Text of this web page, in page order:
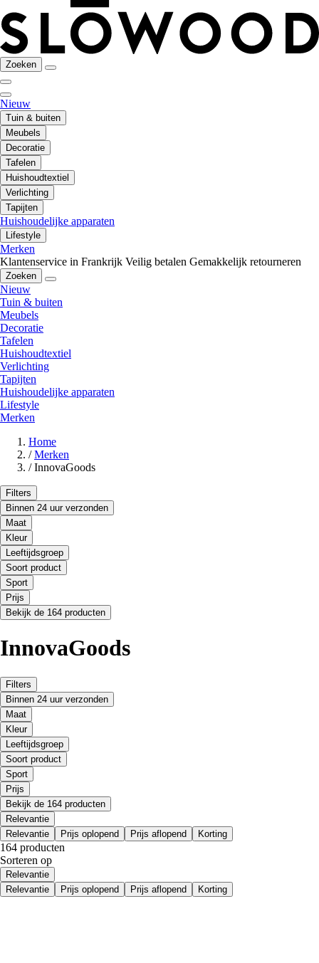
Zoeken
Nieuw
Tuin & buiten
Meubels
Decoratie
Tafelen
Huishoudtextiel
Verlichting
Tapijten
Huishoudelijke apparaten
Lifestyle
Merken
Klantenservice in Frankrijk Veilig betalen Gemakkelijk retourneren
Zoeken
Nieuw
Tuin & buiten
Meubels
Decoratie
Tafelen
Huishoudtextiel
Verlichting
Tapijten
Huishoudelijke apparaten
Lifestyle
Merken
Home
/ Merken
/ InnovaGoods
Filters
Binnen 24 uur verzonden
Maat
Kleur
Leeftijdsgroep
Soort product
Sport
Prijs
Bekijk de 164 producten
InnovaGoods
Filters
Binnen 24 uur verzonden
Maat
Kleur
Leeftijdsgroep
Soort product
Sport
Prijs
Bekijk de 164 producten
Relevantie
Relevantie
Prijs oplopend Prijs aflopend Korting
164 producten
Sorteren op
Relevantie
Relevantie
Prijs oplopend Prijs aflopend Korting